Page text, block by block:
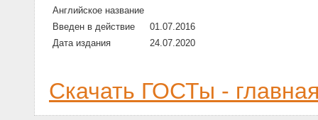
Английское название
Введен в действие
01.07.2016
Дата издания
24.07.2020
Скачать ГОСТы -